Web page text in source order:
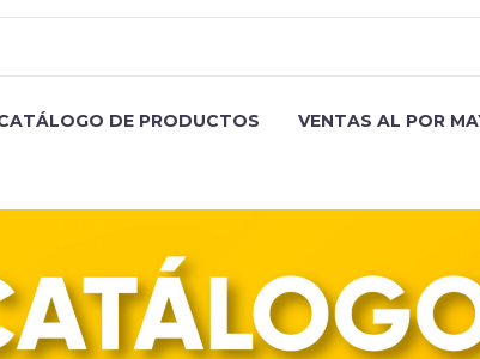
DE PRODUCTOS VENTAS AL POR